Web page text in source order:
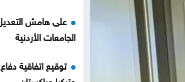
على هامش
الجامعات الأردنية
توقيع اتفاقية